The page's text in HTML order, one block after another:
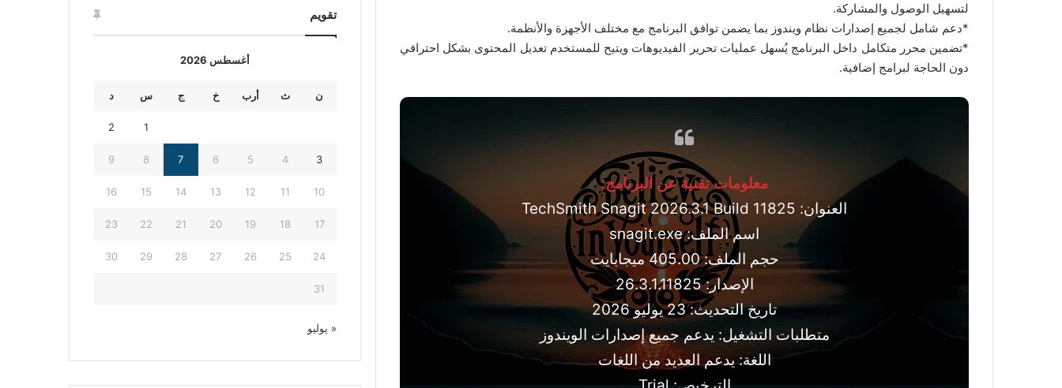
لتسهيل الوصول والمشاركة.
*دعم شامل لجميع إصدارات نظام ويندوز بما يضمن توافق البرنامج مع مختلف الأجهزة والأنظمة.
*تضمين محرر متكامل داخل البرنامج يُسهل عمليات تحرير الفيديوهات ويتيح للمستخدم تعديل المحتوى بشكل احترافي
دون الحاجة لبرامج إضافية.
معلومات تقنية عن البرنامج:
العنوان: TechSmith Snagit 2026.3.1 Build 11825
اسم الملف: snagit.exe
حجم الملف: 405.00 ميجابايت
الإصدار: 26.3.1.11825
تاريخ التحديث: 23 يوليو 2026
متطلبات التشغيل: يدعم جميع إصدارات الويندوز
اللغة: يدعم العديد من اللغات
تقويم
أغسطس 2026
ن ث أرب خ ج س د
1
2
3
4
5
6
7
8
9
10
11
12
13
14
15
16
17
18
19
20
21
22
23
24
25
26
27
28
29
30
31
« يوليو